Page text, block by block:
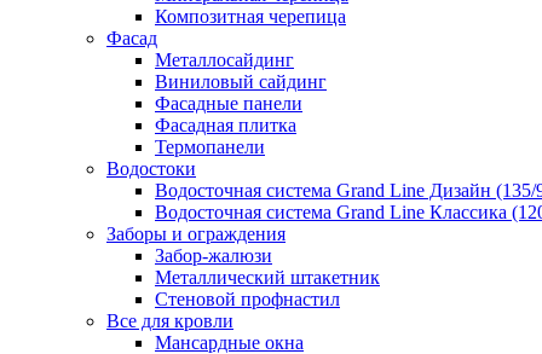
Композитная черепица
Фасад
Металлосайдинг
Виниловый сайдинг
Фасадные панели
Фасадная плитка
Термопанели
Водостоки
Водосточная система Grand Line Дизайн (135/
Водосточная система Grand Line Классика
Заборы и ограждения
Забор-жалюзи
Металлический штакетник
Стеновой профнастил
Все для кровли
Мансардные окна